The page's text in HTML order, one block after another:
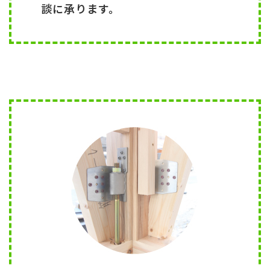
談に承ります。